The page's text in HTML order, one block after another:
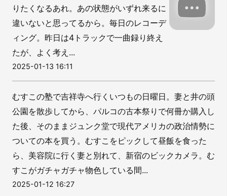
りたくなるあれ。あの状態がいずれ来るに
違いないと思ってるから。毎日のレコーデ
ィング。昨日は4トラックで一曲録り終え
たが、よく考え...
2025-01-13 16:11
むすこの塾で吉祥寺へ行くいつもの日曜日。妻と井の頭
公園を散歩してから、パルコの古本祭りで何冊か購入し
た後、そのままジュンク堂で現代アメリカの政治情勢に
ついての本を買う。むすこをピックして昼飯を食った
ら、美容院に行く妻と別れて、新宿のビックカメラ。む
すこがガチャガチャ物色している間...
2025-01-12 16:27